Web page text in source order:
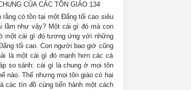
CỦA CÁC TÔN GIÁO 134
có tồn tại một Đấng tối cao siêu
lầm như vậy? Một cái gì đó mà con
một cái gì đó tương ứng với những
tối cao. Con người bao giờ cũng
là một cái gì đó mạnh hơn các cá
so sánh: cái gì là chung ở mọi tôn
nào. Thế nhưng mọi tôn giáo có hai
các tín đồ cùng tiến hành một cách